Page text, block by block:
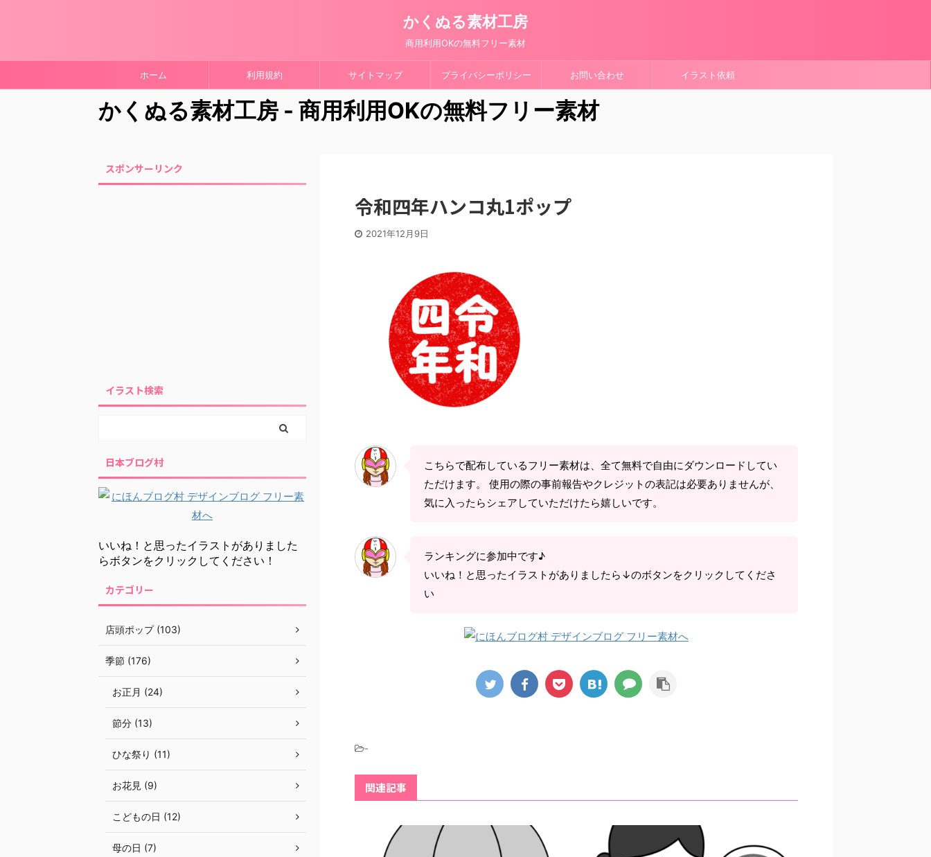
かくぬる素材工房
商用利用OKの無料フリー素材
ホーム 利用規約 サイトマップ プライバシーポリシー お問い合わせ イラスト依頼
かくぬる素材工房 - 商用利用OKの無料フリー素材
令和四年ハンコ丸1ポップ
2021年12月9日
こちらで配布しているフリー素材は、全て無料で自由にダウンロードしてい
ただけます。 使用の際の事前報告やクレジットの表記は必要ありませんが、
気に入ったらシェアしていただけたら嬉しいです。
ランキングに参加中です♪
いいね！と思ったイラストがありましたら↓のボタンをクリックしてくださ
い
-
関連記事
スポンサーリンク
イラスト検索
日本ブログ村
いいね！と思ったイラストがありました
らボタンをクリックしてください！
カテゴリー
店頭ポップ (103)
季節 (176)
お正月 (24)
節分 (13)
ひな祭り (11)
お花見 (9)
こどもの日 (12)
母の日 (7)